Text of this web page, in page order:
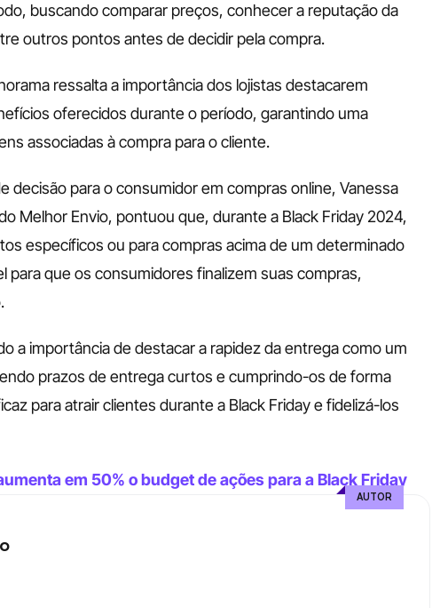
buscando comparar preços, conhecer a reputação da
outros pontos antes de decidir pela compra.
ressalta a importância dos lojistas destacarem
oferecidos durante o período, garantindo uma
associadas à compra para o cliente.
decisão para o consumidor em compras online, Vanessa
Melhor Envio, pontuou que, durante a Black Friday 2024,
específicos ou para compras acima de um determinado
para que os consumidores finalizem suas compras,
a importância de destacar a rapidez da entrega como um
prazos de entrega curtos e cumprindo-os de forma
para atrair clientes durante a Black Friday e fidelizá-los
em 50% o budget de ações para a Black Friday
AUTOR